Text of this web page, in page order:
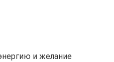
и желание